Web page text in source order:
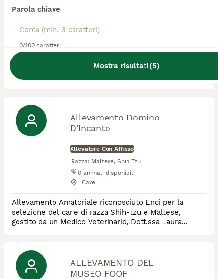
Parola chiave
0/100 caratteri
Mostra risultati(5)
15 animali disponibili
✨ Benvenuti da Trequartidiluna ✨ Da oltre 20 anni
alleviamo con amore, passione e competenza. Siamo
un allevamento riconosciuto con affisso ANFI e ENCI,
animali e continua ricerca del benessere e della
qualità. 🏡 Alleviamo con cura e amore queste
meravigliose razze: 🐶 Maltese Toy, B
Allevamento Domino
D'Incanto
Allevatore Con Affisso
Razza: Maltese, Shih Tzu
0 animali disponibili
Cave
Allevamento Amatoriale riconosciuto Enci per la
selezione del cane di razza Shih-tzu e Maltese,
gestito da un Medico Veterinario, Dott.ssa Laura
ALLEVAMENTO DEL
MUSEO FOOF